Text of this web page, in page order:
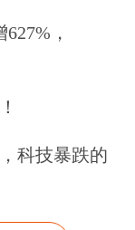
率；2. “近
。
，仅供参
此操作风
，
科技暴跌的